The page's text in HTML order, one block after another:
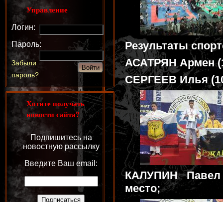
Результаты
АСАТРЯН Армен
СЕРГЕЕВ Илья
КАЛУПИН
место;
Управление
Логин:
Пароль:
Забыли
пароль?
Хотите получать
новости сайта?
Подпишитесь на
новостную рассылку
Введите Ваш email: